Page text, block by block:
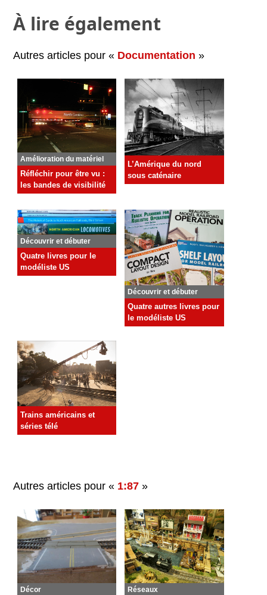
À lire également
Autres articles pour « Documentation »
Amélioration du matériel
Réfléchir pour être vu :
les bandes de visibilité
L’Amérique du nord
sous caténaire
Découvrir et débuter
Quatre livres pour le
modéliste US
Découvrir et débuter
Quatre autres livres pour
le modéliste US
Trains américains et
séries télé
Autres articles pour « 1:87 »
Décor Réseaux